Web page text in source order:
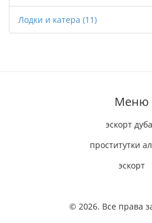
Лодки и катера (11)
Меню
эскорт
проститутки
эскорт
© 2026. Все права